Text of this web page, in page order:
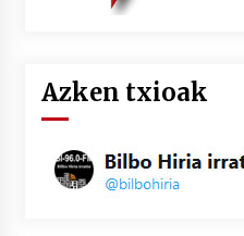
Azken txioak